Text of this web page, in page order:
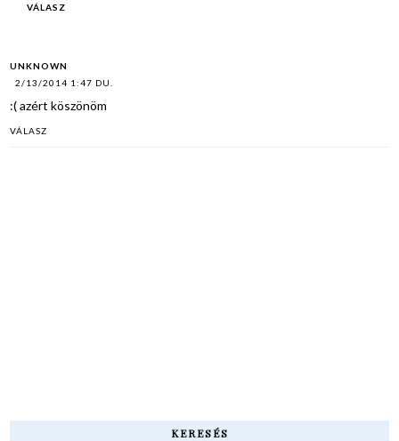
VÁLASZ
UNKNOWN
2/13/2014 1:47 DU.
:( azért köszönöm
VÁLASZ
KERESÉS